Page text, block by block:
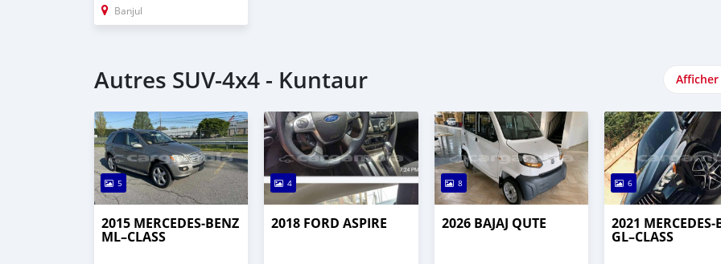
Banjul
Autres SUV‒4x4 - Kuntaur
5
2015 MERCEDES‒BENZ
ML–CLASS
4
2018 FORD ASPIRE
8
2026 BAJAJ QUTE
6
2021
GL–CLASS